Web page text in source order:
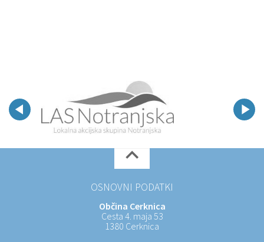
OSNOVNI PODATKI
Občina Cerknica
Cesta 4. maja 53
1380 Cerknica